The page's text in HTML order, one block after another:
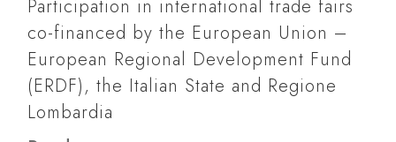
Participation in international trade fairs
co-financed by the European Union –
European Regional Development Fund
(ERDF), the Italian State and Regione
Lombardia